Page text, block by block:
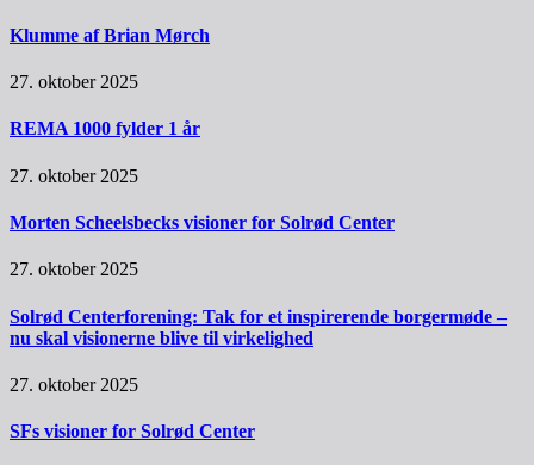
Klumme af Brian Mørch
27. oktober 2025
REMA 1000 fylder 1 år
27. oktober 2025
Morten Scheelsbecks visioner for Solrød Center
27. oktober 2025
Solrød Centerforening: Tak for et inspirerende borgermøde –
nu skal visionerne blive til virkelighed
27. oktober 2025
SFs visioner for Solrød Center